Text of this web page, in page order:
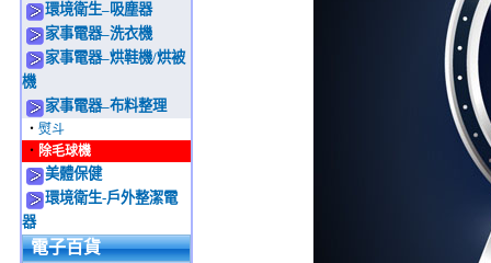
環境衛生–吸塵器
家事電器–洗衣機
家事電器–烘鞋機/烘被
機
家事電器–布料整理
‧ 熨斗
‧ 除毛球機
美體保健
環境衛生-戶外整潔電
器
電子百貨